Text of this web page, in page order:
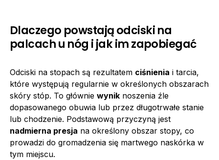
Dlaczego powstają odciski na
palcach u nóg i jak im zapobiegać
Odciski na stopach są rezultatem ciśnienia i tarcia,
które występują regularnie w określonych obszarach
skóry stóp. To głównie wynik noszenia źle
dopasowanego obuwia lub przez długotrwałe stanie
lub chodzenie. Podstawową przyczyną jest
nadmierna presja na określony obszar stopy, co
prowadzi do gromadzenia się martwego naskórka w
tym miejscu.